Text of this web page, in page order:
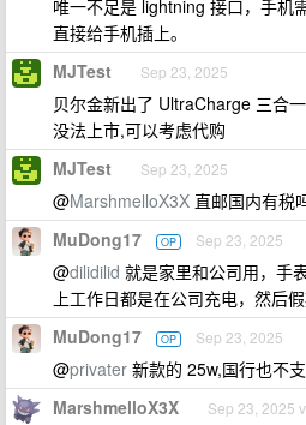
唯一不足是 lightning 接口，手机
直接给手机插上。
MJTest Sep 23, 2025
贝尔金新出了 UltraCharge 三合
没法上市,可以考虑代购
MJTest Sep 23, 2025
@MarshmelloX3X 直邮国内有税
MuDong17 OP Sep 23, 2025
@dilidilid 就是家里和公司用，手
上工作日都是在公司充电，然后
MuDong17 OP Sep 23, 2025
@privater 新款的 25w,国行也不支
MarshmelloX3X Sep 23, 2025